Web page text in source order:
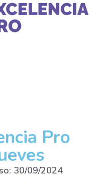
Pro
30/09/2024